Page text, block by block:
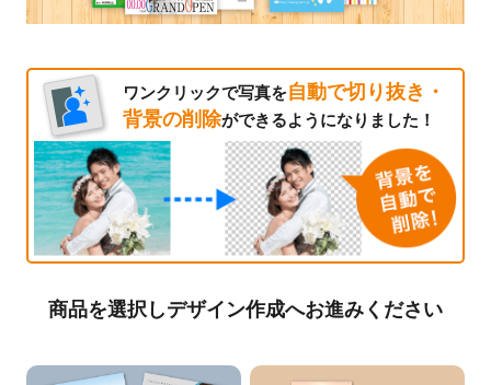
ワンクリックで写真を自動で切り抜き・
背景の削除ができるようになりました！
商品を選択しデザイン作成へお進みください